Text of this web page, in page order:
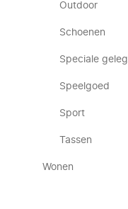
Outdoor
Schoenen
Speciale
Speelgoed
Sport
Tassen
Wonen